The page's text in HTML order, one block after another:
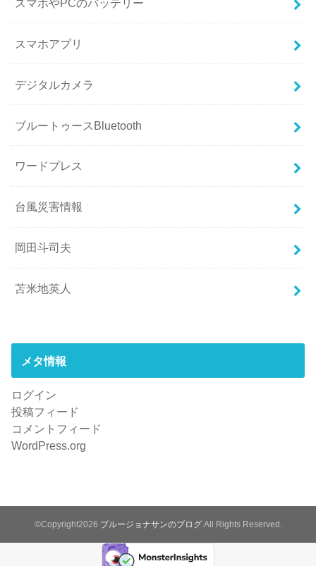
スマホやPCのバッテリー
スマホアプリ
デジタルカメラ
ブルートゥースBluetooth
ワードプレス
台風災害情報
岡田斗司夫
苫米地英人
メタ情報
ログイン
投稿フィード
コメントフィード
WordPress.org
©Copyright2026 ブルージョナサンのブログ.All Rights Reserved.